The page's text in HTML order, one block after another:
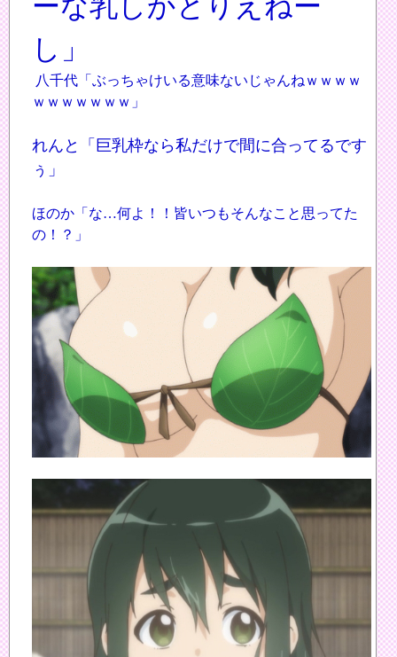
し」
八千代「ぶっちゃけいる意味ないじゃんねｗｗｗｗ
ｗｗｗｗｗｗｗ」
れんと「巨乳枠なら私だけで間に合ってるです
ぅ」
ほのか「な…何よ！！皆いつもそんなこと思ってた
の！？」